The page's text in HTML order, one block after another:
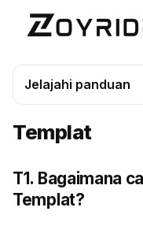
Jelajahi panduan
Templat
T1. Bagaimana
Templat?